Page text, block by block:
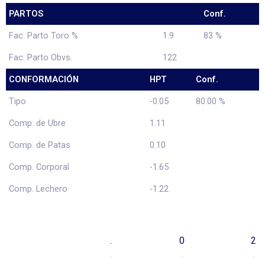
PARTOS Conf.
Fac. Parto Toro % 1.9 83 %
Fac. Parto Obvs. 122
CONFORMACIÓN HPT Conf.
Tipo -0.05 80.00 %
Comp. de Ubre 1.11
Comp. de Patas 0.10
Comp. Corporal -1.65
Comp. Lechero -1.22
2
0
.